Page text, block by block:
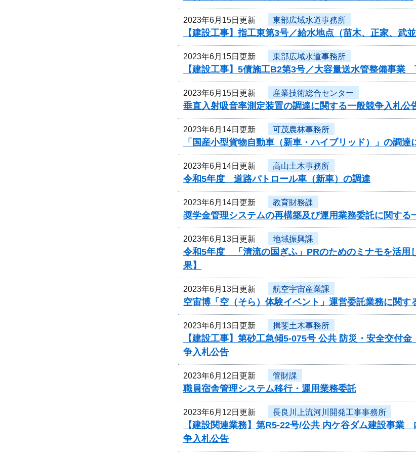
2023年6月15日更新 東部広域水道事務所
【建設工事】指工東第3号／給水地点（苗木、正家、武
2023年6月15日更新 東部広域水道事務所
【建設工事】5債施工B2第3号／大容量送水管整備事
2023年6月15日更新 産業技術総合センター
垂直入射吸音率測定装置の調達に関する一般競争入札公
2023年6月14日更新 可茂農林事務所
「国産小型貨物自動車（新車・ハイブリッド）」の調
2023年6月14日更新 高山土木事務所
令和5年度 道路パトロール車（新車）の調達
2023年6月14日更新 教育財務課
奨学金管理システムの再構築及び運用業務委託に関する
2023年6月13日更新 地域振興課
令和5年度 「清流の国ぎふ」PRのためのミナモを活用
果】
2023年6月13日更新 航空宇宙産業課
空宙博「空（そら）体験イベント」運営委託業務に関す
2023年6月13日更新 揖斐土木事務所
【建設工事】第砂工急傾5-075号 公共 防災・安全交付
争入札公告
2023年6月12日更新 管財課
職員宿舎管理システム移行・運用業務委託
2023年6月12日更新 長良川上流河川開発工事事務所
【建設関連業務】第R5-22号/公共 内ケ谷ダム建設事
争入札公告